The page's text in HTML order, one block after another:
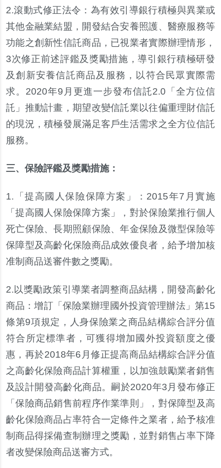
2.滾動式修正法令：為有效引導銀行積極與異業或
其他金融業結盟，開發結合安養照護、醫療服務等
功能之創新性信託商品，已視業者實際辦理情形，
3次修正前述評鑑及獎勵措施，導引銀行積極研發
及創新安養信託商品及服務，以符合民眾實際需
求。2020年9月更進一步發布信託2.0「全方位信
託」推動計畫，期望改變信託業以往偏重理財信託
的現況，積極發展滿足客戶生活需求之全方位信託
服務。
三、保險評鑑及獎勵措施：
1. 「提高國人保險保障方案」：2015年7月實施
「提高國人保險保障方案」，對於保險業推行個人
死亡保險、長期照顧保險、年金保險及微型保險等
保障型及高齡化保險商品成效優良者，給予增加核
准制商品送審件數之獎勵。
2.以獎勵政策引導業者調整商品結構，開發高齡化
商品：增訂「保險業辦理國外投資管理辦法」第15
條第9項規定，人身保險業之商品結構綜合評分值
符合所定標準者，可獲得增加國外投資額度之優
惠，再於2018年6月修正提高商品結構綜合評分值
之高齡化保險商品計算權重，以加強鼓勵業者銷售
及設計開發高齡化商品。嗣於2020年3月發布修正
「保險商品銷售前程序作業準則」，對保障型及高
齡化保險商品占率符合一定條件之業者，給予核准
制商品得採備查制辦理之獎勵，並對銷售占率下降
者改變保險商品送審方式。